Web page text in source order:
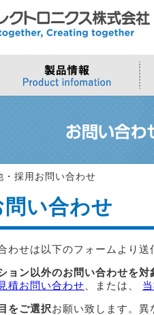
ソフトウェア・クラウド
>Microsoft Azure
>Windows IoT
>Trellix
スマートシティ・DX
>ナガレミル / 人流・交通
>トップメッセージ
>その他・採用お問い合わせ
・採用お問い合わせ
い合わせ
わせは以下のフォームより送
ョン以外のお問い合わせを対
積お問い合わせ 、または、
をご選択お願い致します。